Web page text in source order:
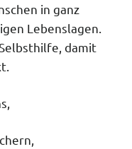
in ganz
Lebenslagen.
damit